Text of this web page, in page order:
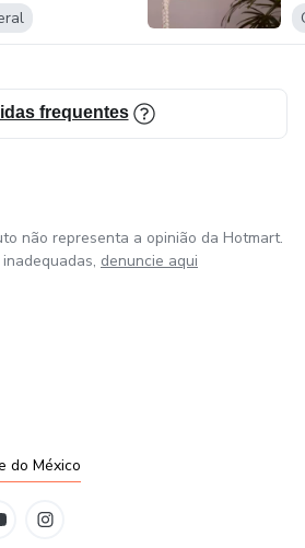
frequentes
não representa a opinião da Hotmart.
denuncie aqui
do México